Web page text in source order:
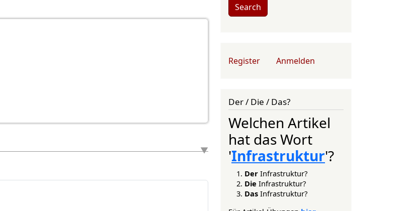
Search
User account menu
Register Anmelden
Der / Die / Das?
Welchen Artikel
hat das Wort
'Infrastruktur'?
Der Infrastruktur?
Die Infrastruktur?
Das Infrastruktur?